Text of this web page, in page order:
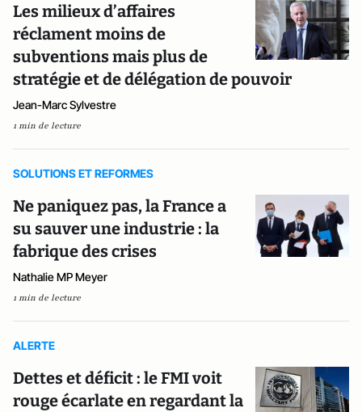
Les milieux d’affaires
réclament moins de
subventions mais plus de
stratégie et de délégation de pouvoir
Jean-Marc Sylvestre
1 min de lecture
SOLUTIONS ET REFORMES
Ne paniquez pas, la France a
su sauver une industrie : la
fabrique des crises
Nathalie MP Meyer
1 min de lecture
ALERTE
Dettes et déficit : le FMI voit
rouge écarlate en regardant la